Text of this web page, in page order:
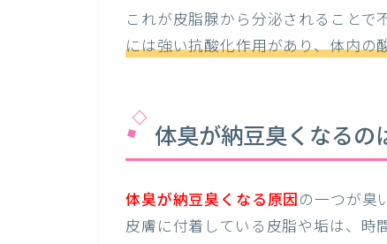
これが皮脂腺から分泌されることで
には強い抗酸化作用があり、体内の
体臭が納豆臭くなるの
体臭が納豆臭くなる原因の一つが臭
皮膚に付着している皮脂や垢は、時